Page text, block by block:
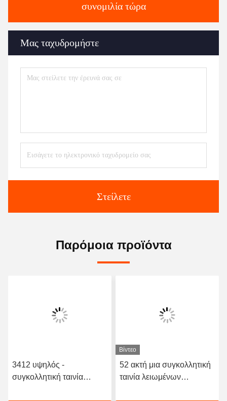
συνομιλία τώρα
Μας ταχυδρομήστε
Στείλετε
Παρόμοια προϊόντα
3412 υψηλός -
συγκολλητική ταινία
Βίντεο
52 ακτή μια συγκολλητική
ταινία λειωμένων